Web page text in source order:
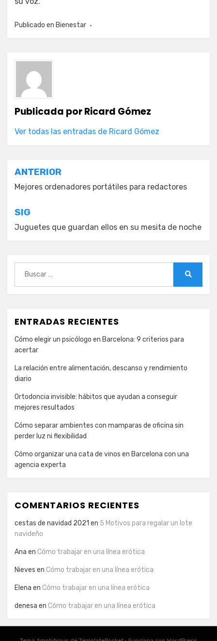
Publicado en Bienestar
Publicada porRicard Gómez
Ver todas las entradas de Ricard Gómez
Navegación
de
entradas
ANTERIOR
Mejores ordenadores portátiles para redactores
SIG
Juguetes que guardan ellos en su mesita de noche
ENTRADAS RECIENTES
Cómo elegir un psicólogo en Barcelona: 9 criterios para
acertar
La relación entre alimentación, descanso y rendimiento
diario
Ortodoncia invisible: hábitos que ayudan a conseguir
mejores resultados
Cómo separar ambientes con mamparas de oficina sin
perder luz ni flexibilidad
Cómo organizar una cata de vinos en Barcelona con una
agencia experta
COMENTARIOS RECIENTES
cestas de navidad 2021 en 5 Motivos para regalar un lote
navideño
Ana en Cómo trabajar en una línea erótica
Nieves en Cómo trabajar en una línea erótica
Elena en Cómo trabajar en una línea erótica
denesa en Cómo trabajar en una línea erótica